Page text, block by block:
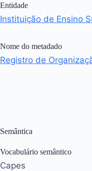
Entidade
Instituição de Ensino
Nome do metadado
Registro de
Semântica
Vocabulário semântico
Capes